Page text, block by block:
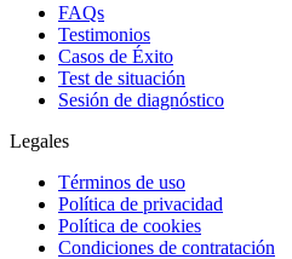
FAQs
Testimonios
Casos de Éxito
Test de situación
Sesión de diagnóstico
Legales
Términos de uso
Política de privacidad
Política de cookies
Condiciones de contratación